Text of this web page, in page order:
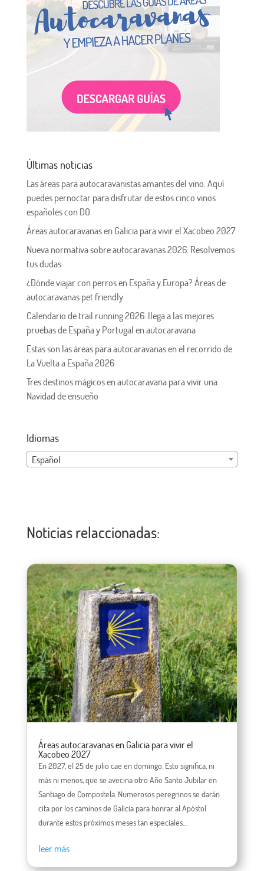
Últimas noticias
Las áreas para autocaravanistas amantes del vino. Aquí
puedes pernoctar para disfrutar de estos cinco vinos
españoles con DO
Áreas autocaravanas en Galicia para vivir el Xacobeo 2027
Nueva normativa sobre autocaravanas 2026: Resolvemos
tus dudas
¿Dónde viajar con perros en España y Europa? Áreas de
autocaravanas pet friendly
Calendario de trail running 2026: llega a las mejores
pruebas de España y Portugal en autocaravana
Estas son las áreas para autocaravanas en el recorrido de
La Vuelta a España 2026
Tres destinos mágicos en autocaravana para vivir una
Navidad de ensueño
Idiomas
Español
Noticias relaccionadas:
Áreas autocaravanas en Galicia para vivir el
Xacobeo 2027
En 2027, el 25 de julio cae en domingo. Esto significa, ni
más ni menos, que se avecina otro Año Santo Jubilar en
Santiago de Compostela. Numerosos peregrinos se darán
cita por los caminos de Galicia para honrar al Apóstol
durante estos próximos meses tan especiales....
leer más